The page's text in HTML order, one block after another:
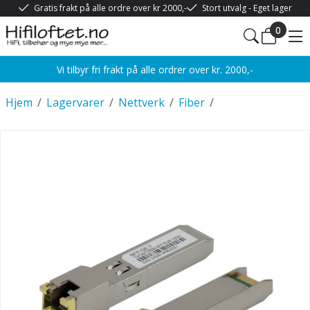
Gratis frakt på alle ordre over kr 2000,- Stort utvalg - Eget lager
0
Vi tilbyr fri frakt på alle ordrer over kr. 2000,-
/
Hjem /
Lagervarer /
Nettverk /
Fiber